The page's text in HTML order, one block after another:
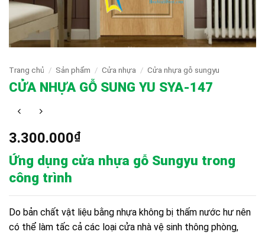
Trang chủ / Sản phẩm / Cửa nhựa / Cửa nhựa gỗ sungyu
CỬA NHỰA GỖ SUNG YU SYA-147
3.300.000₫
Ứng dụng cửa nhựa gỗ Sungyu trong
công trình
Do bản chất vật liệu bằng nhựa không bị thấm nước hư nên
có thể làm tấc cả các loại cửa nhà vệ sinh thông phòng,